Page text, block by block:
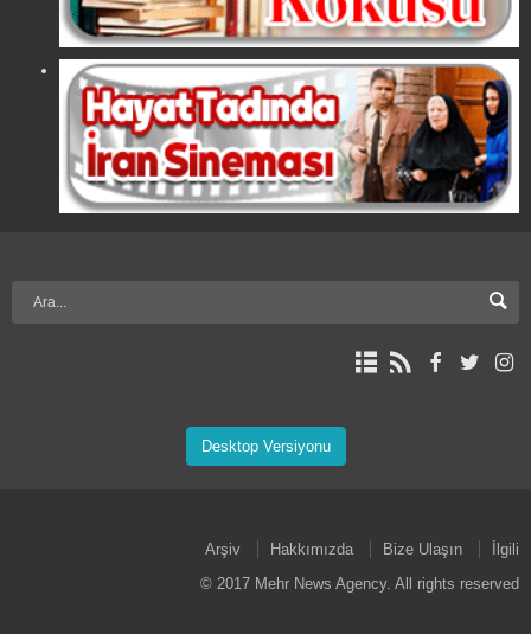
Desktop Versiyonu
Arşiv Hakkımızda Bize Ulaşın
İlgili
© 2017 Mehr News Agency. All rights reserved